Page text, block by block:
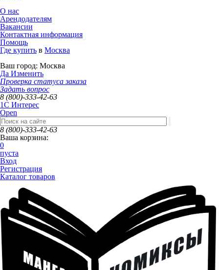
О нас
Арендодателям
Вакансии
Контактная информация
Помощь
Где купить в Москва
Ваш город: Москва
Да Изменить
Проверка статуса заказа
Задать вопрос
8 (800)-333-42-63
1C Интерес
Open
8 (800)-333-42-63
Ваша корзина:
0
пуста
Вход
Регистрация
Каталог товаров